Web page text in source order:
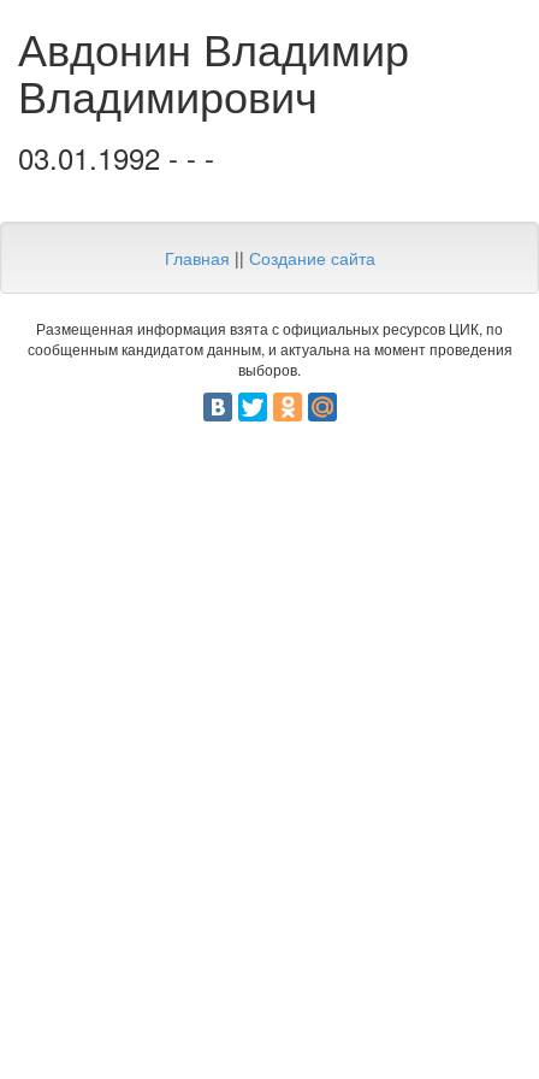
Авдонин Владимир
Владимирович
03.01.1992 - - -
Главная || Создание сайта
Размещенная информация взята с официальных ресурсов ЦИК, по
сообщенным кандидатом данным, и актуальна на момент проведения
выборов.